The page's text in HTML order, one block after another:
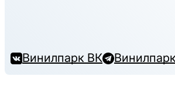
Винилпарк ВК